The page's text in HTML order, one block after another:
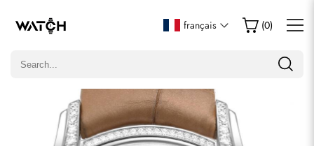
français (0)
Écrire un commentaire
Seuls les clients ayant acheté cet article sont autorisés à